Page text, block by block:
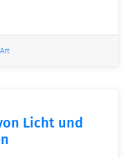
Art
Licht und